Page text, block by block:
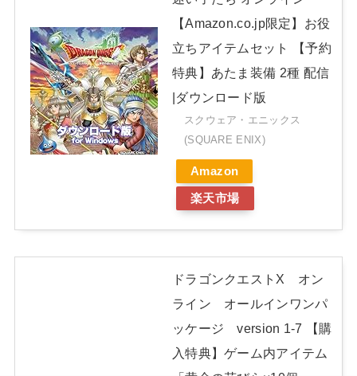
【Amazon.co.jp限定】お役
立ちアイテムセット 【予約
特典】あたま装備 2種 配信
|ダウンロード版
スクウェア・エニックス
(SQUARE ENIX)
Amazon
楽天市場
ドラゴンクエストX オン
ライン オールインワンパ
ッケージ version 1-7 【購
入特典】ゲーム内アイテム